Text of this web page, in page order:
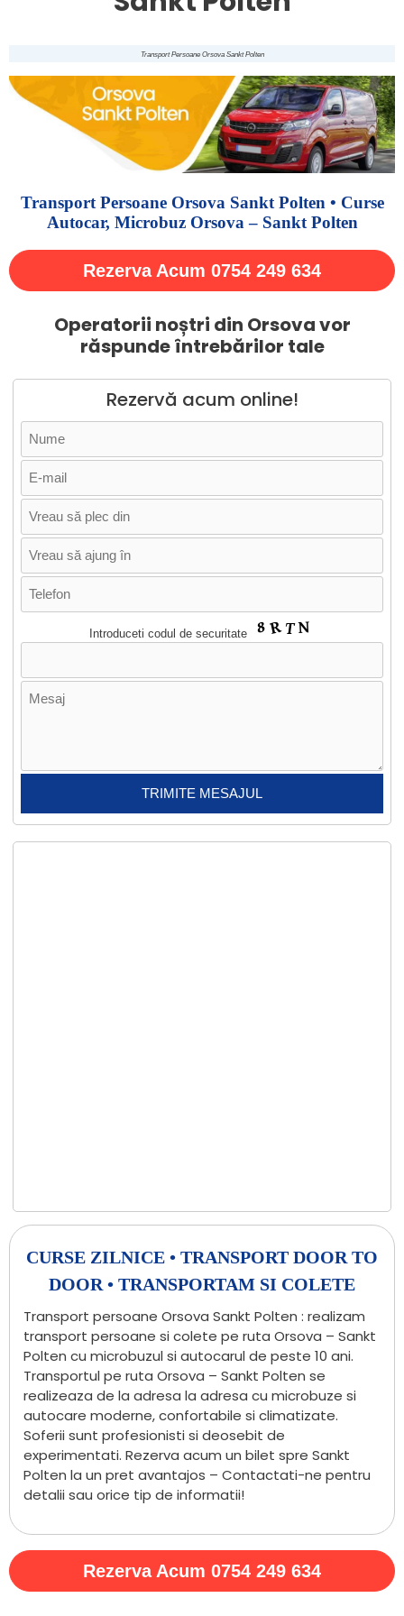
Transport Persoane Orsova Sankt Polten
Transport Persoane Orsova Sankt Polten • Curse
Autocar, Microbuz Orsova – Sankt Polten
Rezerva Acum 0754 249 634
Operatorii noștri din Orsova vor
răspunde întrebărilor tale
Rezervă acum online!
Introduceti codul de securitate
CURSE ZILNICE • TRANSPORT DOOR TO
DOOR • TRANSPORTAM SI COLETE
Transport persoane Orsova Sankt Polten : realizam
transport persoane si colete pe ruta Orsova – Sankt
Polten cu microbuzul si autocarul de peste 10 ani.
Transportul pe ruta Orsova – Sankt Polten se
realizeaza de la adresa la adresa cu microbuze si
autocare moderne, confortabile si climatizate.
Soferii sunt profesionisti si deosebit de
experimentati. Rezerva acum un bilet spre Sankt
Polten la un pret avantajos – Contactati-ne pentru
detalii sau orice tip de informatii!
Rezerva Acum 0754 249 634